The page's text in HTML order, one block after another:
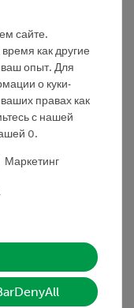
5 В
99,
1.8 ВА
диам. 2.1
сайте.
как другие
ваш опыт. Для
о куки-
правах как
с нашей
0.
Маркетинг